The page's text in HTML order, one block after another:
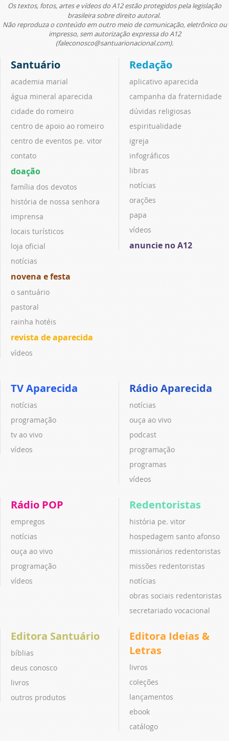
Os textos, fotos, artes e vídeos do A12 estão protegidos pela legislação
brasileira sobre direito autoral.
Não reproduza o conteúdo em outro meio de comunicação, eletrônico ou
impresso, sem autorização expressa do A12
(faleconosco@santuarionacional.com).
Santuário
academia marial
água mineral aparecida
cidade do romeiro
centro de apoio ao romeiro
centro de eventos pe. vitor
contato
doação
família dos devotos
história de nossa senhora
imprensa
locais turísticos
loja oficial
notícias
novena e festa
o santuário
pastoral
rainha hotéis
revista de aparecida
vídeos
Redação
aplicativo aparecida
campanha da fraternidade
dúvidas religiosas
espiritualidade
igreja
infográficos
libras
notícias
orações
papa
vídeos
anuncie no A12
TV Aparecida
notícias
programação
tv ao vivo
vídeos
Rádio Aparecida
notícias
ouça ao vivo
podcast
programação
programas
vídeos
Rádio POP
empregos
notícias
ouça ao vivo
programação
vídeos
Redentoristas
história pe. vitor
hospedagem santo afonso
missionários redentoristas
missões redentoristas
notícias
obras sociais redentoristas
secretariado vocacional
Editora Santuário
bíblias
deus conosco
livros
outros produtos
Editora Ideias &
Letras
livros
coleções
lançamentos
ebook
catálogo